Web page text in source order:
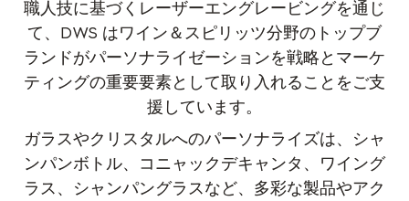
職人技に基づくレーザーエングレービングを通じ
て、DWS はワイン＆スピリッツ分野のトップブ
ランドがパーソナライゼーションを戦略とマーケ
ティングの重要要素として取り入れることをご支
援しています。
ガラスやクリスタルへのパーソナライズは、シャ
ンパンボトル、コニャックデキャンタ、ワイング
ラス、シャンパングラスなど、多彩な製品やアク